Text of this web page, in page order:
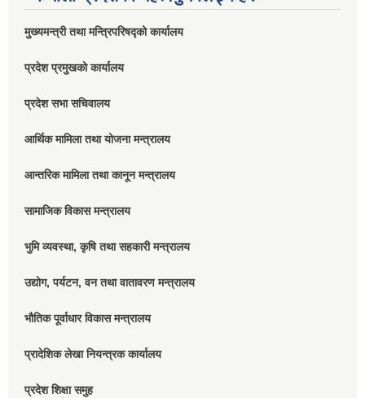
मुख्यमन्त्री तथा मन्त्रिपरिषद्को कार्यालय
प्रदेश प्रमुखको कार्यालय
प्रदेश सभा सचिवालय
आर्थिक मामिला तथा योजना मन्त्रालय
आन्तरिक मामिला तथा कानून मन्त्रालय
सामाजिक विकास मन्त्रालय
भुमि व्यवस्था, कृषि तथा सहकारी मन्त्रालय
उद्योग, पर्यटन, वन तथा वातावरण मन्त्रालय
भौतिक पूर्वाधार विकास मन्त्रालय
प्रादेशिक लेखा नियन्त्रक कार्यालय
प्रदेश शिक्षा समुह